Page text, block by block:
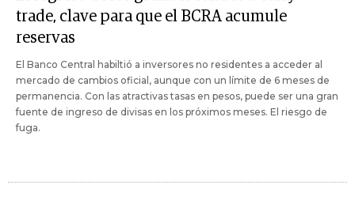
trade, clave para que el BCRA acumule
reservas
El Banco Central habiltió a inversores no residentes a acceder al
mercado de cambios oficial, aunque con un límite de 6 meses de
permanencia. Con las atractivas tasas en pesos, puede ser una gran
fuente de ingreso de divisas en los próximos meses. El riesgo de
fuga.